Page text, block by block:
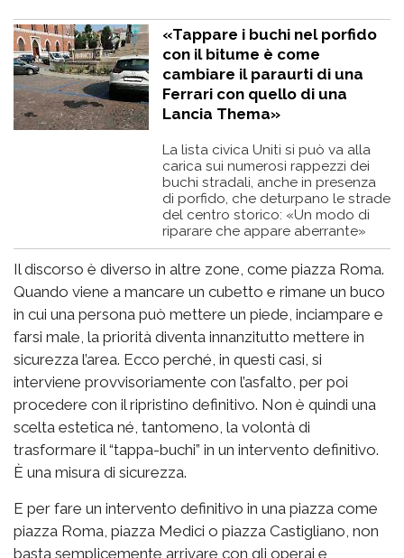
«Tappare i buchi nel porfido
con il bitume è come
cambiare il paraurti di una
Ferrari con quello di una
Lancia Thema»
La lista civica Uniti si può va alla
carica sui numerosi rappezzi dei
buchi stradali, anche in presenza
di porfido, che deturpano le strade
del centro storico: «Un modo di
riparare che appare aberrante»
Il discorso è diverso in altre zone, come piazza Roma.
Quando viene a mancare un cubetto e rimane un buco
in cui una persona può mettere un piede, inciampare e
farsi male, la priorità diventa innanzitutto mettere in
sicurezza l’area. Ecco perché, in questi casi, si
interviene provvisoriamente con l’asfalto, per poi
procedere con il ripristino definitivo. Non è quindi una
scelta estetica né, tantomeno, la volontà di
trasformare il “tappa-buchi” in un intervento definitivo.
È una misura di sicurezza.
E per fare un intervento definitivo in una piazza come
piazza Roma, piazza Medici o piazza Castigliano, non
basta semplicemente arrivare con gli operai e